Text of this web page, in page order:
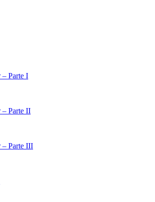
– Parte I
– Parte II
– Parte III